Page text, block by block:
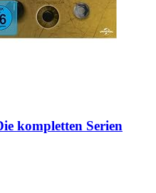
kompletten Serien